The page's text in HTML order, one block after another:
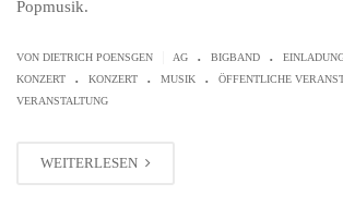
Popmusik.
VON DIETRICH POENSGEN AG . BIGBAND .
KONZERT . KONZERT . MUSIK . ÖFFENTLICHE
VERANSTALTUNG
WEITERLESEN